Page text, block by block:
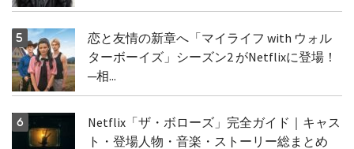
恋と友情の新章へ「マイライフ with ウォル
ターボーイズ」シーズン2 がNetflixに登場！
─相...
Netflix「ザ・ボローズ」完全ガイド｜キャス
ト・登場人物・音楽・ストーリー総まとめ